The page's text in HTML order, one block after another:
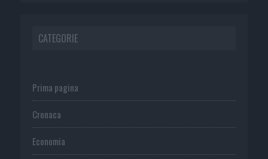
CATEGORIE
Prima pagina
Cronaca
Economia